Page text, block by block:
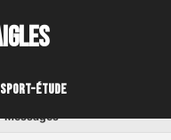
Sport-étude
1 participant et a été mis à
Messages